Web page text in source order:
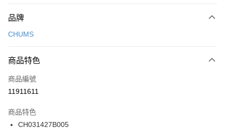
台灣樂天信用卡公司
【關於「AFTEE先享後付」】
便利好安心！
３．安心：先確認商品／服務後，再付款。
【「AFTEE先享後付」結帳流程】
１．於結帳方式選擇「AFTEE先享後付」後，將跳轉至「AFTEE先享後付」
２．訂單成立數日內，您將收到繳費通知簡訊。
３．收到繳費通知簡訊後14天內，點擊此簡訊中的連結，可透過四大超商／
ATM／網路銀行／等多元方式進行付款，方視為交易完成。
運送方式
每筆NT$100，滿NT$1,500(含以上)免運費
宅配
每筆NT$100，滿NT$1,500(含以上)免運費
付款後門市自取
每筆NT$100，滿NT$1,500(含以上)免運費
品牌
CHUMS
商品特色
商品編號
11911611
商品特色
CH031427B005